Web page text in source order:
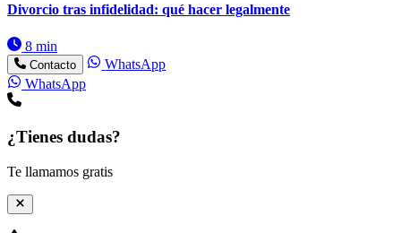
Divorcio tras infidelidad: qué hacer legalmente
8 min
Contacto
WhatsApp
WhatsApp
¿Tienes dudas?
Te llamamos gratis